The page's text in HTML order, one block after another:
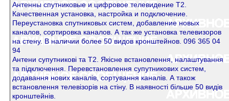
Антенны спутниковые и цифровое телевидение Т2.
Качественная установка, настройка и подключение.
Переустановка спутниковых систем, добавление новых
каналов, сортировка каналов. А так же установка телевизоров
на стену. В наличии более 50 видов кронштейнов. 096 365 04
94
Антени супутникові та Т2. Якісне встановлення, налаштування
та підключення. Перевстановлення супутникових систем,
додавання нових каналів, сортування каналів. А також
встановлення телевізорів на стіну. В наявності більше 50 видів
кронштейнів.